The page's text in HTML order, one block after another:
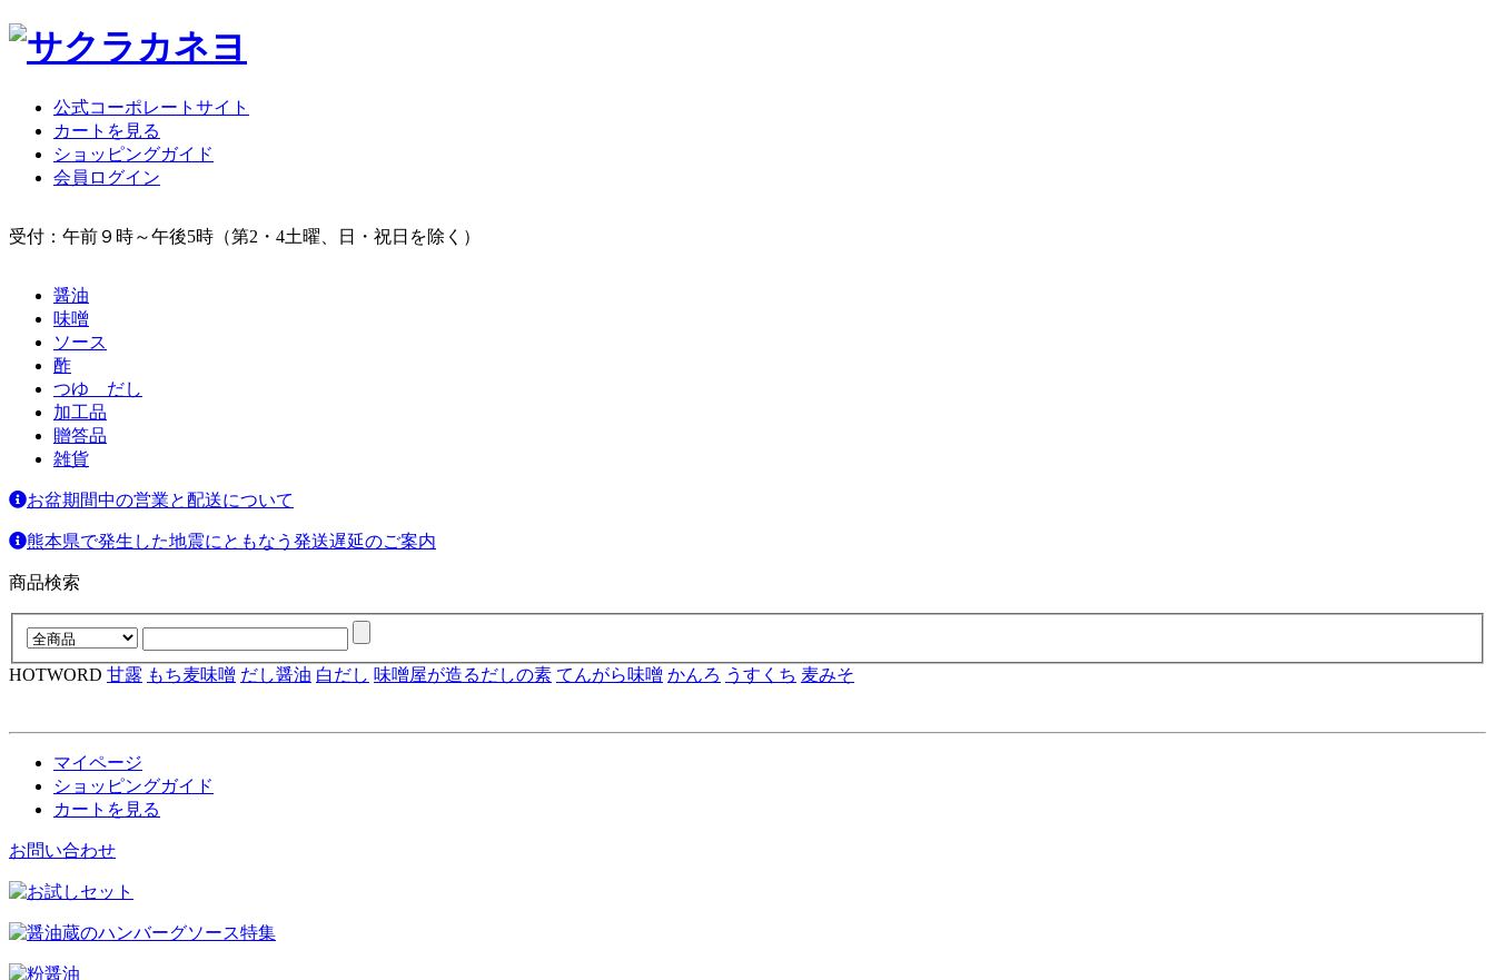
公式コーポレートサイト
カートを見る
ショッピングガイド
会員ログイン
受付：午前９時～午後5時（第2・4土曜、日・祝日を除く）
醤油
味噌
ソース
酢
つゆ だし
加工品
贈答品
雑貨
お盆期間中の営業と配送について
熊本県で発生した地震にともなう発送遅延のご案内
商品検索
HOTWORD 甘露 もち麦味噌 だし醤油 白だし 味噌屋が造るだしの素 てんがら味噌 かんろ うすくち 麦みそ
マイページ
ショッピングガイド
カートを見る
お問い合わせ